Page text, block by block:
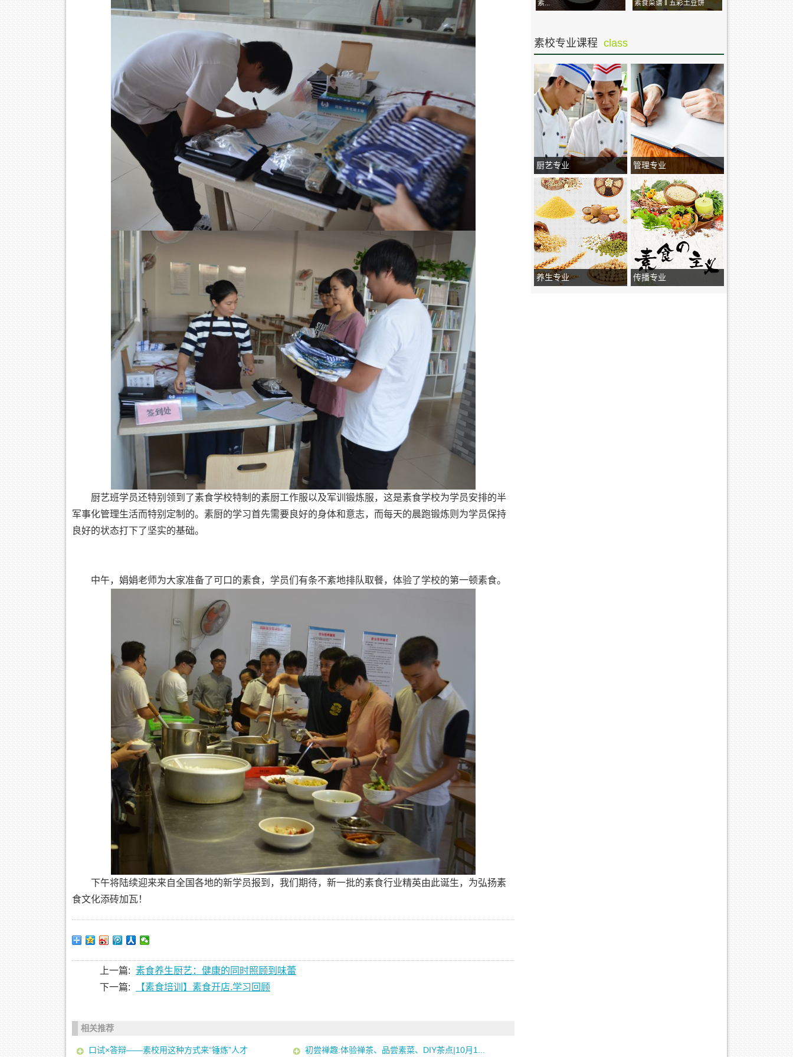
素... 素食菜谱 ‖ 五彩土豆饼
素校专业课程 class
厨艺专业 管理专业
养生专业 传播专业
厨艺班学员还特别领到了素食学校特制的素厨工作服以及军训锻炼服，这是素食学校为学员安排的半
军事化管理生活而特别定制的。素厨的学习首先需要良好的身体和意志，而每天的晨跑锻炼则为学员保持
良好的状态打下了坚实的基础。
中午，娟娟老师为大家准备了可口的素食，学员们有条不紊地排队取餐，体验了学校的第一顿素食。
下午将陆续迎来来自全国各地的新学员报到，我们期待，新一批的素食行业精英由此诞生，为弘扬素
食文化添砖加瓦！
上一篇: 素食养生厨艺：健康的同时照顾到味蕾
下一篇:
【素食培训】素食开店.学习回顾
相关推荐
口试×答辩——素校用这种方式来“锤炼”人才 初尝禅趣:体验禅茶、品尝素菜、DIY茶点|10月1...